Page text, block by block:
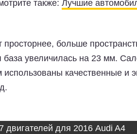
также: Лучшие
просторнее, больше
база увеличилась на 23 мм.
качественные и
двигателей для 2016 Audi A4